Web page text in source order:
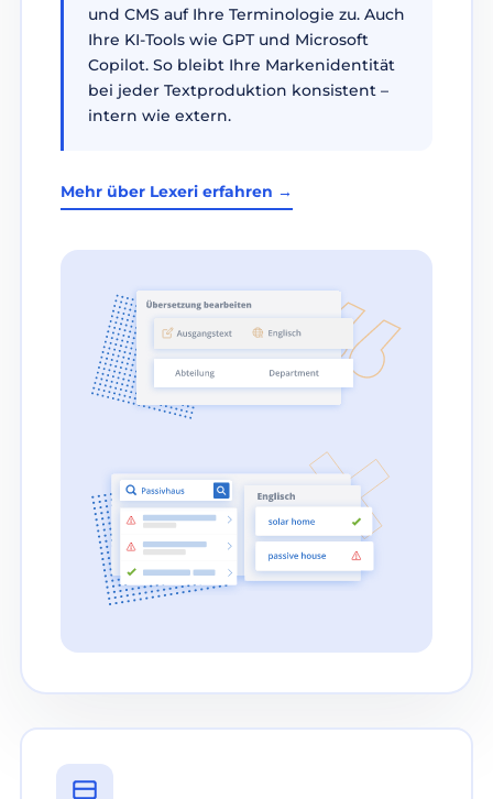
und CMS auf Ihre Terminologie zu. Auch
Ihre KI-Tools wie GPT und Microsoft
Copilot. So bleibt Ihre Markenidentität
bei jeder Textproduktion konsistent –
intern wie extern.
Mehr über Lexeri erfahren →